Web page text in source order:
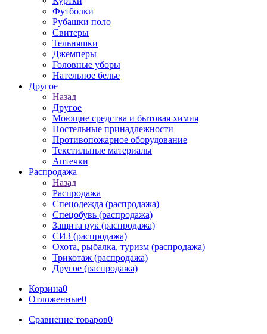
Футболки
Рубашки поло
Свитеры
Тельняшки
Джемперы
Головные уборы
Нательное белье
Другое
Назад
Другое
Моющие средства и бытовая химия
Постельные принадлежности
Противопожарное оборудование
Текстильные материалы
Аптечки
Распродажа
Назад
Распродажа
Спецодежда (распродажа)
Спецобувь (распродажа)
Защита рук (распродажа)
СИЗ (распродажа)
Охота, рыбалка, туризм (распродажа)
Трикотаж (распродажа)
Другое (распродажа)
Корзина0
Отложенные0
Сравнение товаров0